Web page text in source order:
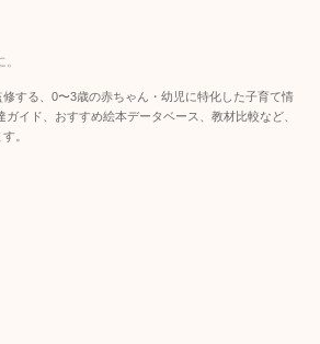
する、0〜3歳の赤ちゃん・幼児に特化した子育て情
イド、おすすめ絵本データベース、教材比較など、
。